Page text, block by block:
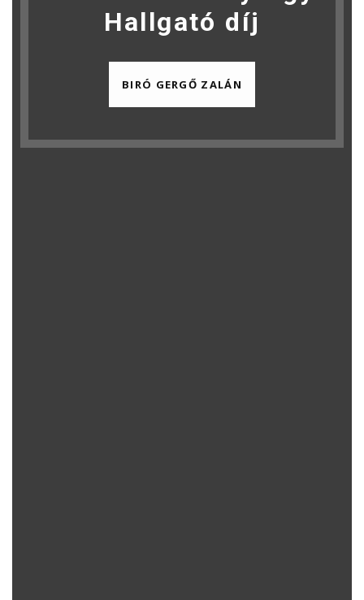
Hallgató díj
BIRÓ GERGŐ ZALÁN